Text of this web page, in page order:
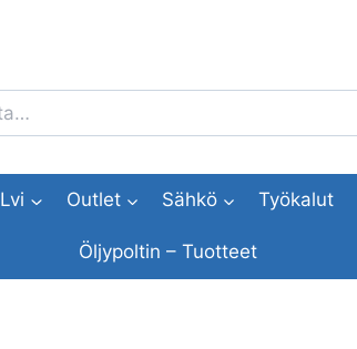
Lvi Outlet Sähkö Työkalut
Öljypoltin – Tuotteet